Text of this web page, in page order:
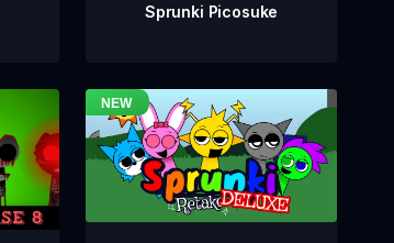
Sprunki Picosuke